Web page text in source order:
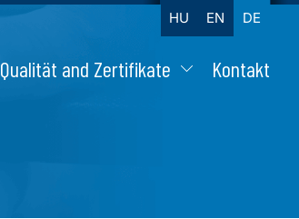
Qualität and Zertifikate Kontakt
HU EN DE